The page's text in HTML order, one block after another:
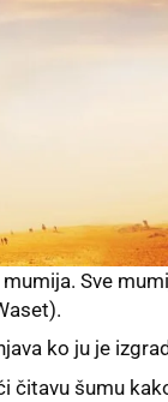
Sve
ko ju je
čitavu šumu